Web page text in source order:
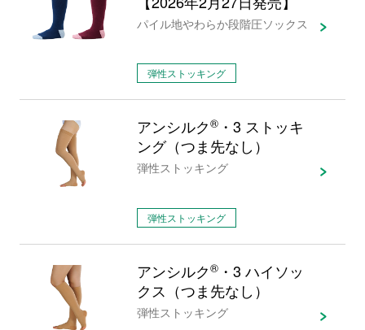
パイル地やわらか段階圧ソックス
弾性ストッキング
アンシルク®・3 ストッキ
ング（つま先なし）
弾性ストッキング
弾性ストッキング
アンシルク®・3 ハイソッ
クス（つま先なし）
弾性ストッキング